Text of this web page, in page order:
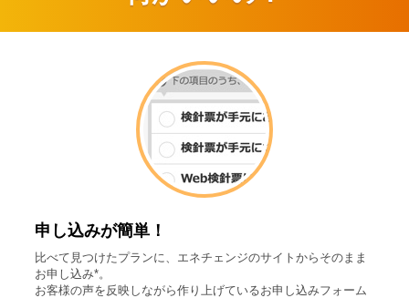
申し込みが簡単！
比べて見つけたプランに、エネチェンジのサイトからそのまま
お申し込み*。
お客様の声を反映しながら作り上げているお申し込みフォーム